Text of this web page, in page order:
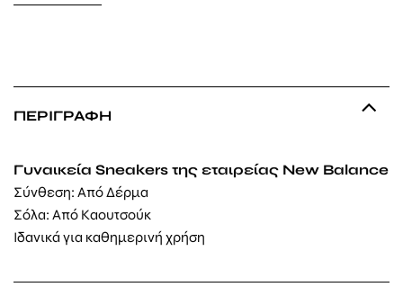
ΠΕΡΙΓΡΑΦΉ
Γυναικεία Sneakers της εταιρείας New Balance
Σύνθεση: Από Δέρμα
Σόλα: Από Καουτσούκ
Ιδανικά για καθημερινή χρήση